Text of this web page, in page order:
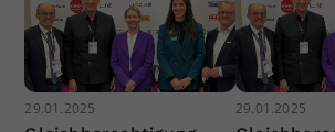
29.01.2025 29.01.2025